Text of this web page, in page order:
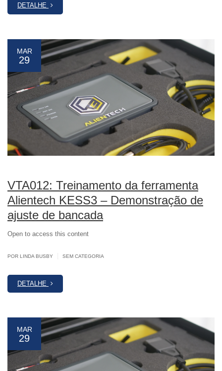
DETALHE
MAR
29
VTA012: Treinamento da ferramenta
Alientech KESS3 – Demonstração de
ajuste de bancada
Open to access this content
POR LINDA BUSBY SEM CATEGORIA
DETALHE
MAR
29